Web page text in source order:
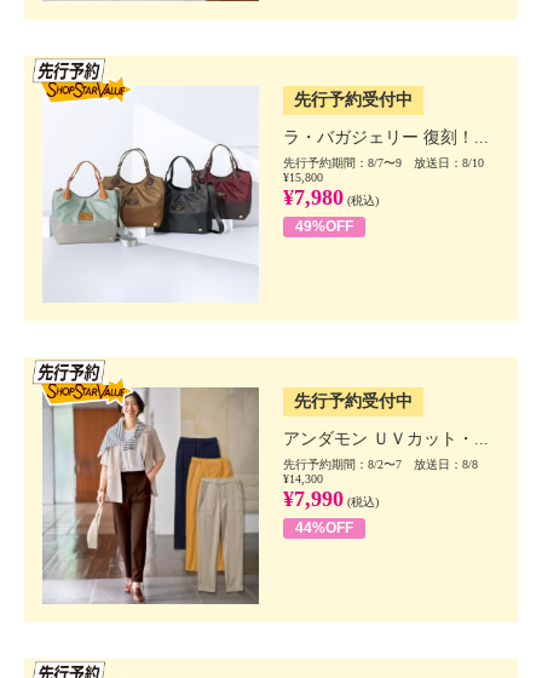
先行予約受付中
ラ・バガジェリー 復刻！...
先行予約期間：8/7〜9 放送日：8/10
¥15,800
¥7,980 (税込)
49%OFF
先行予約受付中
アンダモン ＵＶカット・...
先行予約期間：8/2〜7 放送日：8/8
¥14,300
¥7,990 (税込)
44%OFF